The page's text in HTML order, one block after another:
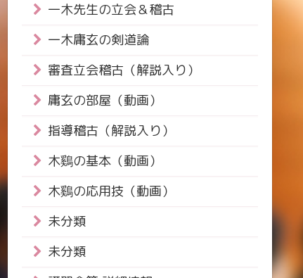
一木先生の立会＆稽古
一木庸玄の剣道論
審査立会稽古（解説入り）
庸玄の部屋（動画）
指導稽古（解説入り）
木鷄の基本（動画）
木鷄の応用技（動画）
未分類
未分類